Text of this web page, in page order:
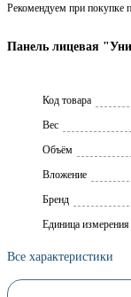
Панель лицевая
Код товара
Вес
Объём
Вложение
Брeнд
Единица измерения
Все характеристики
Рекомендуем при покупке